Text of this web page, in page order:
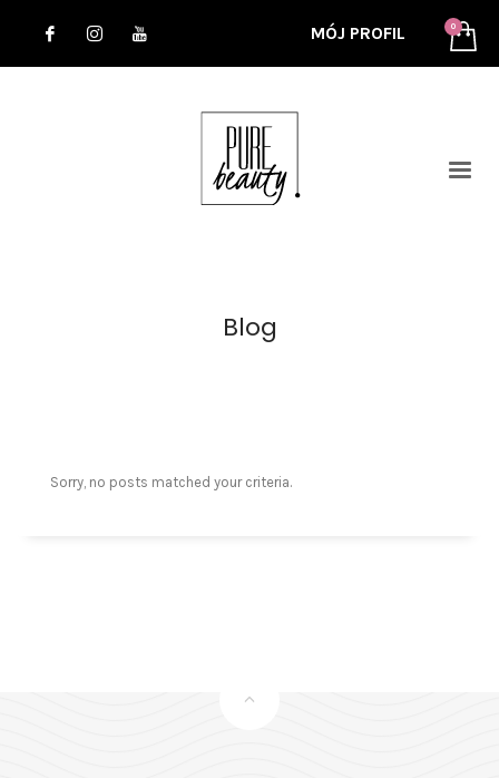
MÓJ PROFIL
Blog
Sorry, no posts matched your criteria.